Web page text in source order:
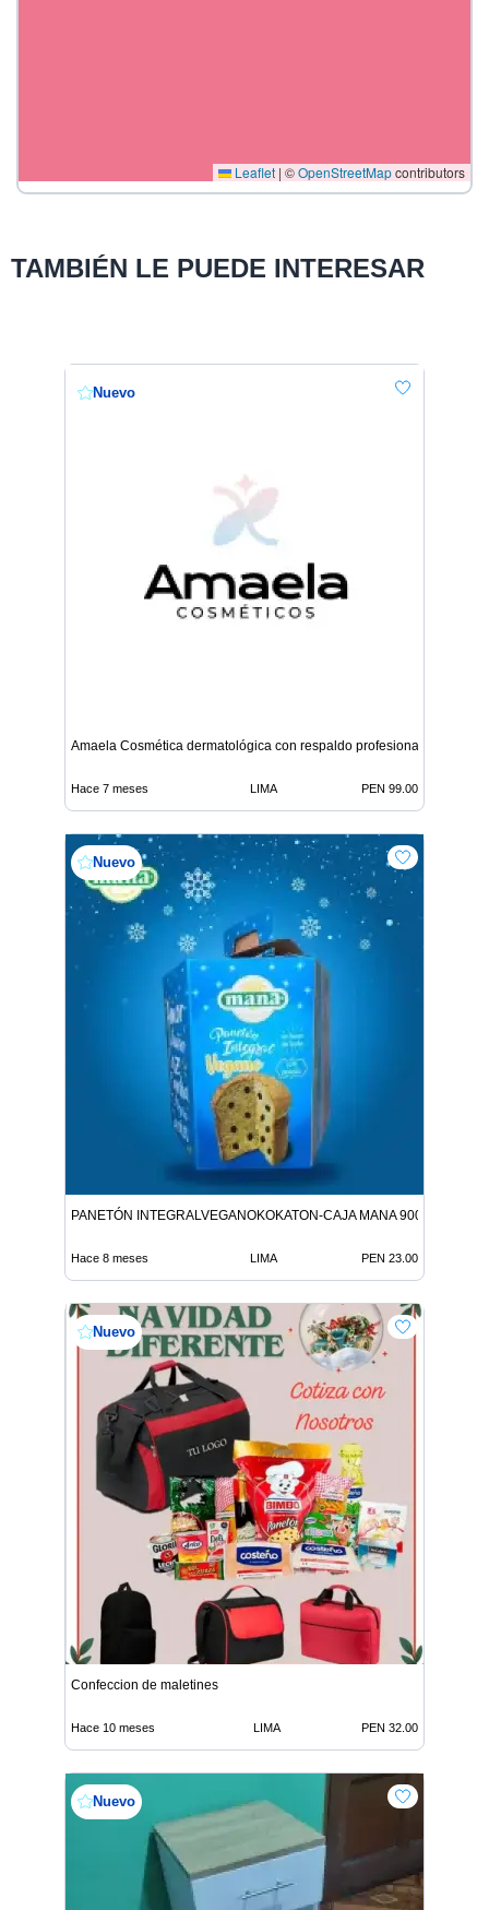
Leaflet | ©OpenStreetMapcontributors
TAMBIÉN LE PUEDE INTERESAR
Nuevo
Amaela Cosmética dermatológica con respaldo profesional
Hace 7 meses LIMA PEN 99.00
Nuevo
PANETÓN INTEGRALVEGANOKOKATON-CAJA MANA 900G
Hace 8 meses LIMA PEN 23.00
Nuevo
Confeccion de maletines
Hace 10 meses LIMA PEN 32.00
Nuevo